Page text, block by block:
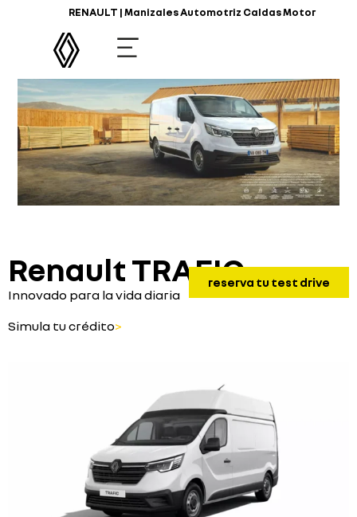
RENAULT | Manizales Automotriz Caldas Motor
Renault TRAFIC
Innovado para la vida diaria
Simula tu crédito>
reserva tu test drive